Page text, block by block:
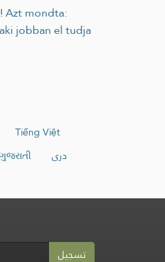
jobban el tudja
Tiếng Việt
ગુજરાતી
دری
تسجيل